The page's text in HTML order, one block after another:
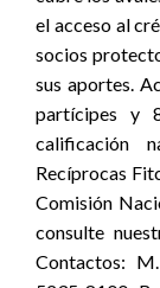
el acceso al
socios
sus aportes.
partícipes y
calificación
Recíprocas
Comisión
consulte
Contactos: